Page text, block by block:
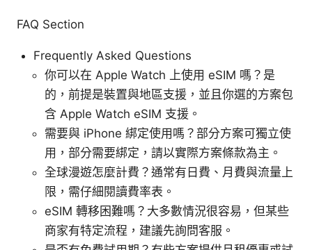
FAQ Section
Frequently Asked Questions
你可以在 Apple Watch 上使用 eSIM 嗎？是
的，前提是裝置與地區支援，並且你選的方案包
含 Apple Watch eSIM 支援。
需要與 iPhone 綁定使用嗎？部分方案可獨立使
用，部分需要綁定，請以實際方案條款為主。
全球漫遊怎麼計費？通常有日費、月費與流量上
限，需仔細閱讀費率表。
eSIM 轉移困難嗎？大多數情況很容易，但某些
商家有特定流程，建議先詢問客服。